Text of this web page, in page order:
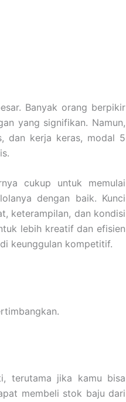
Banyak orang berpikir
yang signifikan. Namun,
dan kerja keras, modal 5
cukup untuk memulai
dengan baik. Kunci
keterampilan, dan kondisi
lebih kreatif dan efisien
keunggulan kompetitif.
terutama jika kamu bisa
membeli stok baju dari